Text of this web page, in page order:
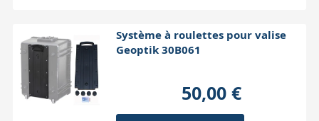
Système à roulettes pour valise
Geoptik 30B061
50,00 €